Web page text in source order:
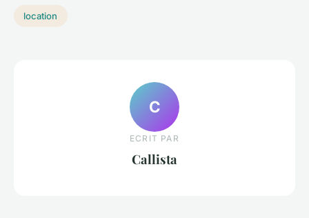
location
C
ECRIT PAR
Callista